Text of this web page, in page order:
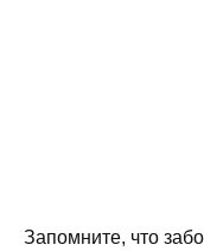
Запомните, что